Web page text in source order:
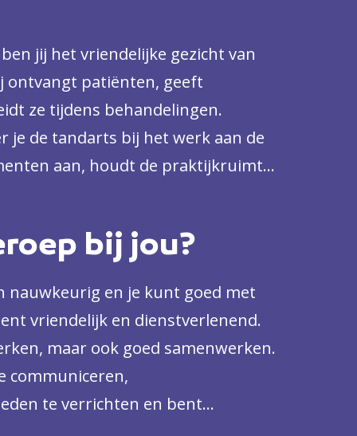
jij het vriendelijke gezicht van
ontvangt patiënten, geeft
ze tijdens behandelingen.
je de tandarts bij het werk aan de
aan, houdt de praktijkruimte
je de administratie op orde. Zo is
de ruimte verlaten.
bij jou?
nauwkeurig en je kunt goed met
vriendelijk en dienstverlenend.
maar ook goed samenwerken.
communiceren,
te verrichten en bent